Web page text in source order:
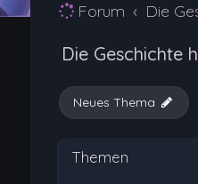
Forum Die
Die Geschichte
Neues Thema
Themen